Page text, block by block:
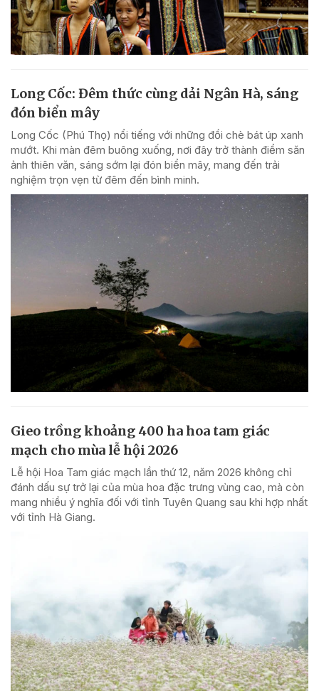
Long Cốc: Đêm thức cùng dải Ngân Hà, sáng
đón biển mây
Long Cốc (Phú Thọ) nổi tiếng với những đồi chè bát úp xanh
mướt. Khi màn đêm buông xuống, nơi đây trở thành điểm săn
ảnh thiên văn, sáng sớm lại đón biển mây, mang đến trải
nghiệm trọn vẹn từ đêm đến bình minh.
Gieo trồng khoảng 400 ha hoa tam giác
mạch cho mùa lễ hội 2026
Lễ hội Hoa Tam giác mạch lần thứ 12, năm 2026 không chỉ
đánh dấu sự trở lại của mùa hoa đặc trưng vùng cao, mà còn
mang nhiều ý nghĩa đối với tỉnh Tuyên Quang sau khi hợp nhất
với tỉnh Hà Giang.